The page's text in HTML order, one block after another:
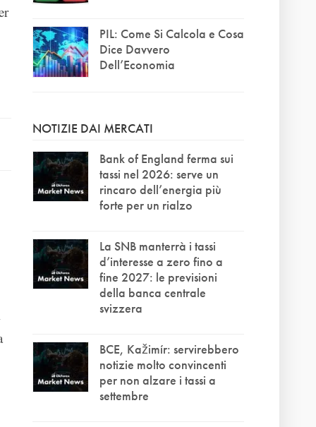
PIL: Come Si Calcola e Cosa
Dice Davvero
Dell’Economia
NOTIZIE DAI MERCATI
Bank of England ferma sui
tassi nel 2026: serve un
rincaro dell’energia più
forte per un rialzo
La SNB manterrà i tassi
d’interesse a zero fino a
fine 2027: le previsioni
della banca centrale
svizzera
BCE, Kažimír: servirebbero
notizie molto convincenti
per non alzare i tassi a
settembre